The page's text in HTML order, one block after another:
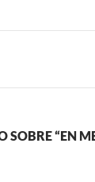
SOBRE “EN